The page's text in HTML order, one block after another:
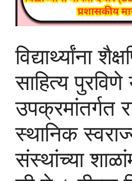
विद्यार्थ्यांना
साहित्य पुरविणे
उपक्रमांतर्गत
स्थानिक
संस्थांच्या